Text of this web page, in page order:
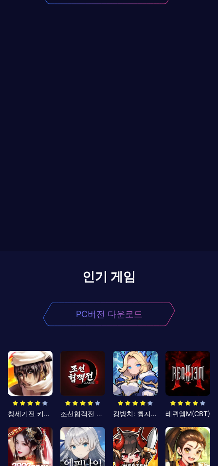
인기 게임
PC버전 다운로드
창세기전 키우기 조선협객전 클래식 킹방치: 빵지의 제왕 레퀴엠M(CBT)